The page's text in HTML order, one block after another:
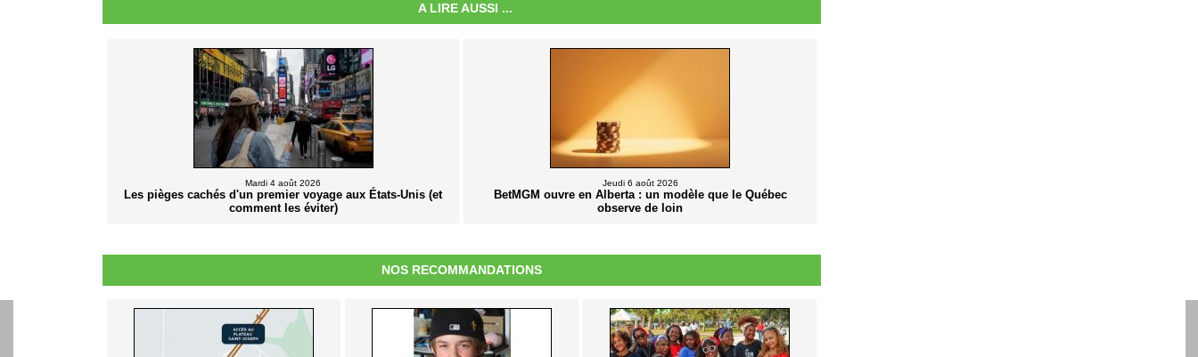
A LIRE AUSSI ...
Mardi 4 août 2026
Les pièges cachés d'un premier voyage aux États-Unis (et
comment les éviter)
Jeudi 6 août 2026
BetMGM ouvre en Alberta : un modèle que le Québec
observe de loin
NOS RECOMMANDATIONS